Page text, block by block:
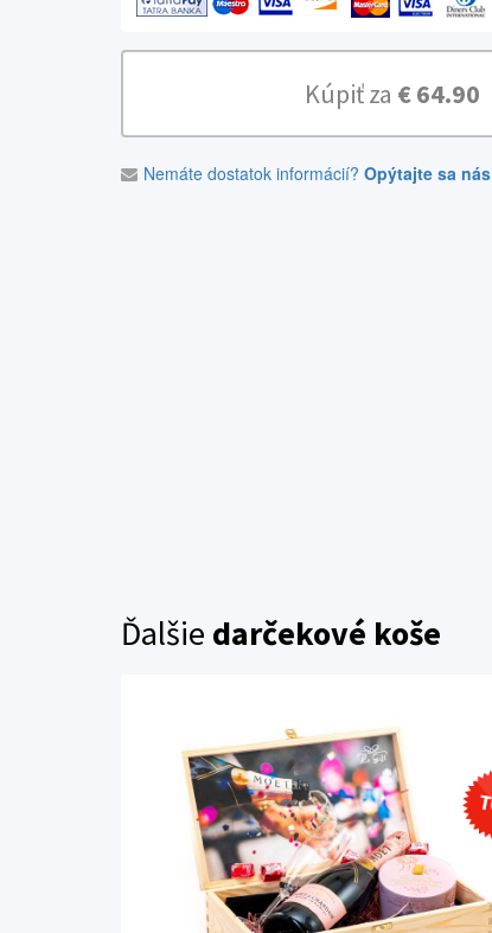
Kúpiť za € 64.90
Nemáte dostatok informácií? Opýtajte sa nás
Ďalšie darčekové koše